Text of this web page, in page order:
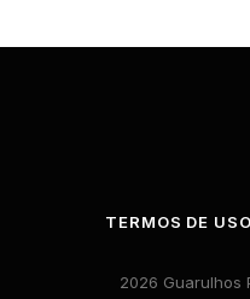
TERMOS DE USO
2026 Guarulhos